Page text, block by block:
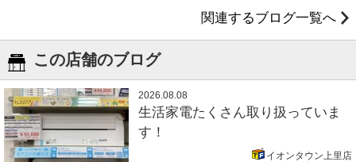
関連するブログ一覧へ
この店舗のブログ
2026.08.08
生活家電たくさん取り扱っていま
す！
イオンタウン上里店